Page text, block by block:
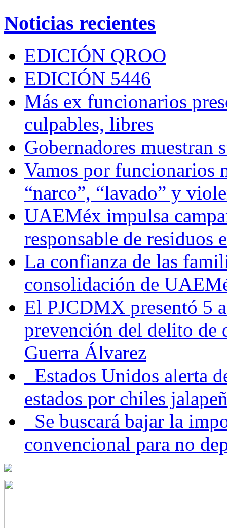
Noticias recientes
EDICIÓN QROO
EDICIÓN 5446
Más ex funcionarios
culpables, libres
Gobernadores muestran
Vamos por funcionarios
“narco”, “lavado” y
UAEMéx impulsa
responsable de residuos
La confianza de las
consolidación de
El PJCDMX presentó 5
prevención del delito de
Guerra Álvarez
Estados Unidos alerta
estados por chiles
Se buscará bajar la
convencional para no